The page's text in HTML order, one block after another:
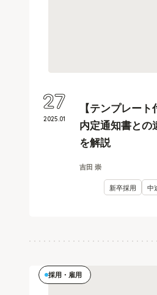
【テンプレー
内定通知書との
を解説
吉田 崇
新卒採用 中
2025.01
27
採用・雇用